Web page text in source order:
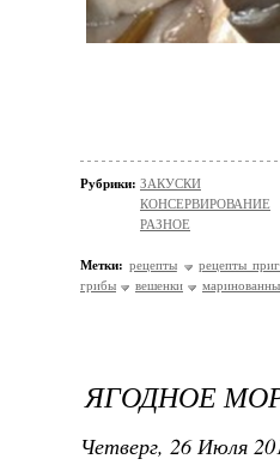
Рубрики: ЗАКУСКИ
КОНСЕРВИРОВАНИЕ
РАЗНОЕ
Метки: рецепты
рецепты
грибы
вешенки
ЯГОДНОЕ
Четверг, 26 Июля